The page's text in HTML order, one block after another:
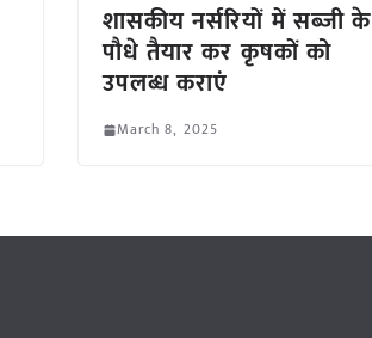
शासकीय नर्सरियों में सब्जी के
पौधे तैयार कर कृषकों को
उपलब्ध कराएं
March 8, 2025